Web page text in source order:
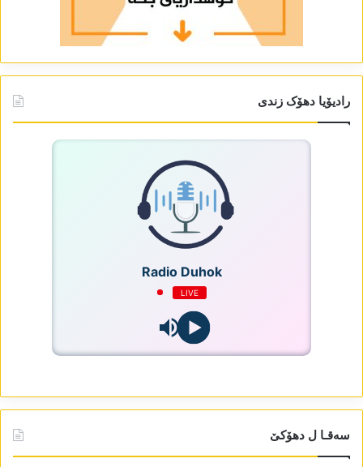
رادیۆیا دھۆک زندی
Radio Duhok
LIVE
سەقـا ل دھۆکێ